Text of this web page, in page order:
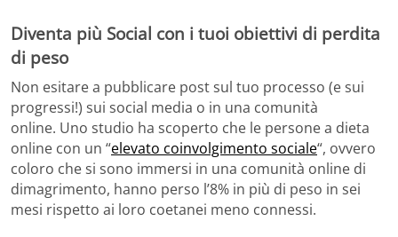
Diventa più Social con i tuoi obiettivi di perdita
di peso
Non esitare a pubblicare post sul tuo processo (e sui
progressi!) sui social media o in una comunità
online. Uno studio ha scoperto che le persone a dieta
online con un “elevato coinvolgimento sociale“, ovvero
coloro che si sono immersi in una comunità online di
dimagrimento, hanno perso l’8% in più di peso in sei
mesi rispetto ai loro coetanei meno connessi.